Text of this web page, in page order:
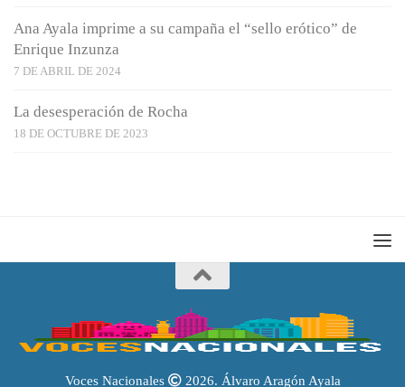
Ana Ayala imprime a su campaña el “sello erótico” de
Enrique Inzunza
7 DE ABRIL DE 2024
La desesperación de Rocha
18 DE OCTUBRE DE 2023
Voces Nacionales 2026. Álvaro Aragón Ayala